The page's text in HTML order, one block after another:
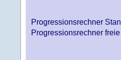
Progressionsrechner
Progressionsrechner